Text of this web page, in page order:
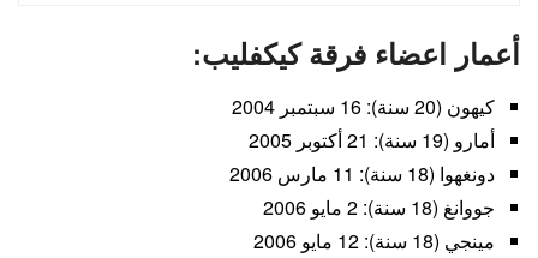
أعمار اعضاء فرقة كيكفليب:
كيهون (20 سنة): 16 سبتمبر 2004
أمارو (19 سنة): 21 أكتوبر 2005
دونغهوا (18 سنة): 11 مارس 2006
جووانغ (18 سنة): 2 مايو 2006
مينجي (18 سنة): 12 مايو 2006